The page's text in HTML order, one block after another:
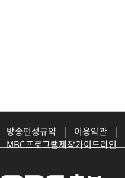
방송편성규약 | 이용약관 |
MBC프로그램제작가이드라인